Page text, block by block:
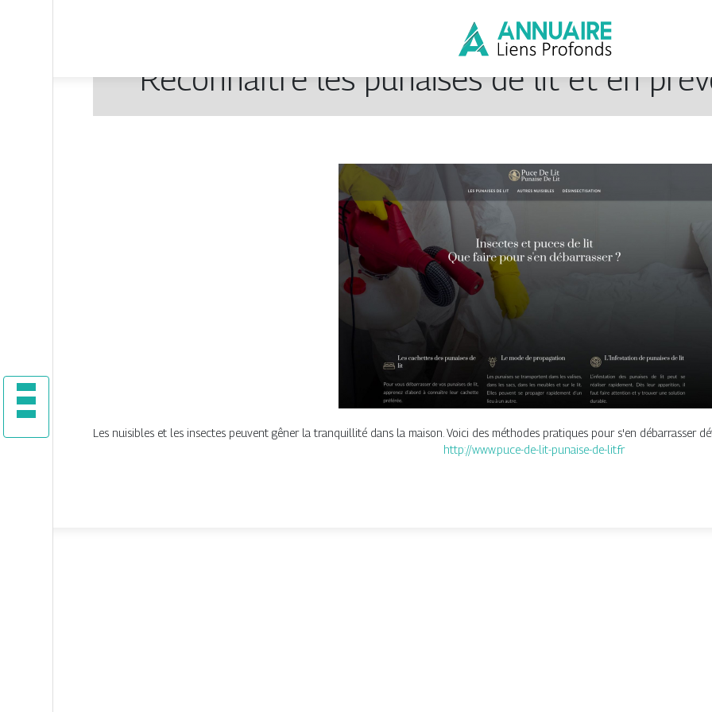
Reconnaître les punaises de lit et en
Les nuisibles et les insectes peuvent gêner la tranquillité dans la maison. Voici des méthodes pratiques pour s'en débarrasser
http://www.puce-de-lit-punaise-de-lit.fr